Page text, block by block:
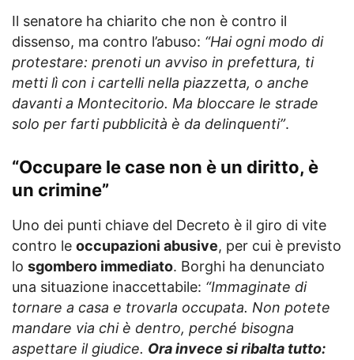
Il senatore ha chiarito che non è contro il
dissenso, ma contro l’abuso: “Hai ogni modo di
protestare: prenoti un avviso in prefettura, ti
metti lì con i cartelli nella piazzetta, o anche
davanti a Montecitorio. Ma bloccare le strade
solo per farti pubblicità è da delinquenti”.
“Occupare le case non è un diritto, è
un crimine”
Uno dei punti chiave del Decreto è il giro di vite
contro le occupazioni abusive, per cui è previsto
lo sgombero immediato. Borghi ha denunciato
una situazione inaccettabile: “Immaginate di
tornare a casa e trovarla occupata. Non potete
mandare via chi è dentro, perché bisogna
aspettare il giudice. Ora invece si ribalta tutto: